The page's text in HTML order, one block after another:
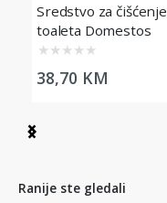
Sredstvo za čišćenje
toaleta Domestos
Professional Citrus
Fresh, 5L
★ ★ ★ ★ ★
38,70 KM
Item
4
Ranije ste gledali